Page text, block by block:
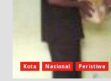
Kota Nasional Peristiwa